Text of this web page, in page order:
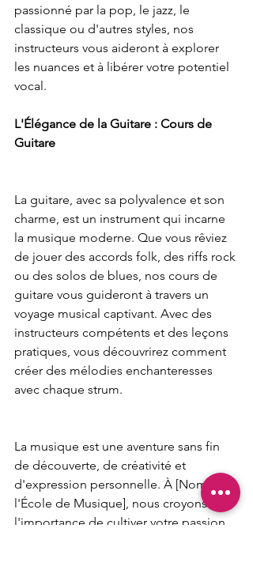
passionné par la pop, le jazz, le
classique ou d'autres styles, nos
instructeurs vous aideront à explorer
les nuances et à libérer votre potentiel
vocal.
L'Élégance de la Guitare : Cours de
Guitare
La guitare, avec sa polyvalence et son
charme, est un instrument qui incarne
la musique moderne. Que vous rêviez
de jouer des accords folk, des riffs rock
ou des solos de blues, nos cours de
guitare vous guideront à travers un
voyage musical captivant. Avec des
instructeurs compétents et des leçons
pratiques, vous découvrirez comment
créer des mélodies enchanteresses
avec chaque strum.
La musique est une aventure sans fin
de découverte, de créativité et
d'expression personnelle. À [Nom de
l'École de Musique], nous croyons en
l'importance de cultiver votre passion